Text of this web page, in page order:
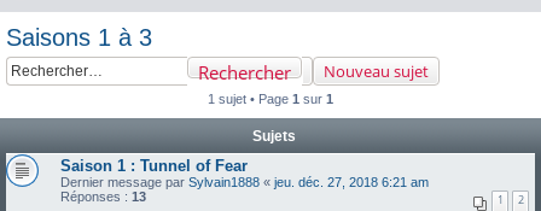
Saisons 1 à 3
Nouveau sujet
Rechercher
1 sujet • Page 1 sur 1
Sujets
Saison 1 : Tunnel of Fear
Dernier message par Sylvain1888 « jeu. déc. 27, 2018 6:21 am
Réponses : 13 1 2